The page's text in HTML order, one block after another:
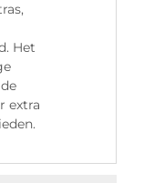
Het
extra